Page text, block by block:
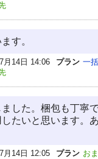
す。
月14日 14:06 プラン 一
した。梱包も丁寧
たいと思います。
月14日 12:05 プラン お